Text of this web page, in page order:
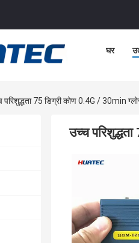
घर
परिशुद्धता 75 डिग्री कोण 0.4G / 30min
उच्च